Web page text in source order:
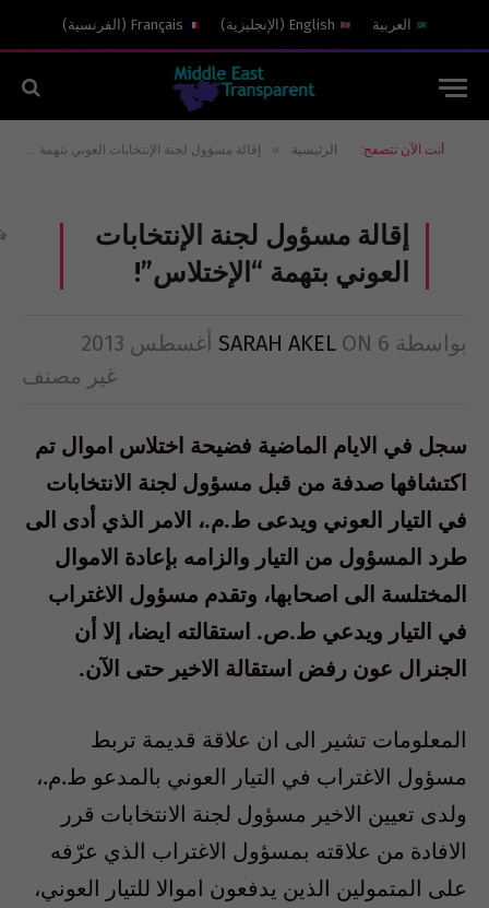
العربية English
( الإنجليزية)
Français
( الفرنسية)
أنت الآن تتصفح: الرئيسية » إقالة مسؤول لجنة الإنتخابات العوني بتهمة “الإختلاس”!
إقالة مسؤول لجنة الإنتخابات
العوني بتهمة “الإختلاس”!
بواسطة SARAH AKEL ON 6 أغسطس 2013
غير مصنف
سجل في الايام الماضية فضيحة اختلاس اموال تم
اكتشافها صدفة من قبل مسؤول لجنة الانتخابات
في التيار العوني ويدعى ط.م.، الامر الذي أدى الى
طرد المسؤول من التيار والزامه بإعادة الاموال
المختلسة الى اصحابها، وتقدم مسؤول الاغتراب
في التيار ويدعي ط.ص. استقالته ايضا، إلا أن
الجنرال عون رفض استقالة الاخير حتى الآن.
المعلومات تشير الى ان علاقة قديمة تربط
مسؤول الاغتراب في التيار العوني بالمدعو ط.م.،
ولدى تعيين الاخير مسؤول لجنة الانتخابات قرر
الافادة من علاقته بمسؤول الاغتراب الذي عرّفه
على المتمولين الذين يدفعون اموالا للتيار العوني،